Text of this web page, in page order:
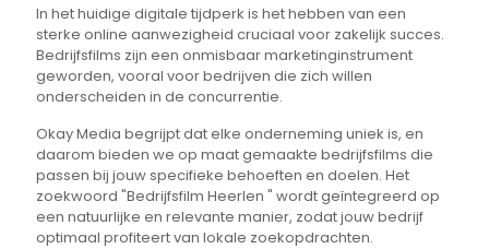
In het huidige digitale tijdperk is het hebben van een
sterke online aanwezigheid cruciaal voor zakelijk succes.
Bedrijfsfilms zijn een onmisbaar marketinginstrument
geworden, vooral voor bedrijven die zich willen
onderscheiden in de concurrentie.
Okay Media begrijpt dat elke onderneming uniek is, en
daarom bieden we op maat gemaakte bedrijfsfilms die
passen bij jouw specifieke behoeften en doelen. Het
zoekwoord "Bedrijfsfilm Heerlen " wordt geïntegreerd op
een natuurlijke en relevante manier, zodat jouw bedrijf
optimaal profiteert van lokale zoekopdrachten.